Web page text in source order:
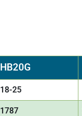
HB20G
18-25
1787